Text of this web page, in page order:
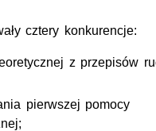
cztery konkurencje:
z przepisów
pierwszej pomocy